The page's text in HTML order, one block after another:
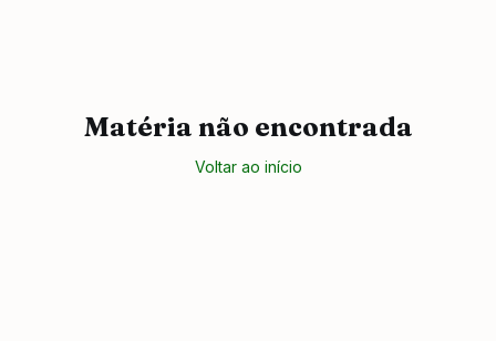
Matéria não encontrada
Voltar ao início